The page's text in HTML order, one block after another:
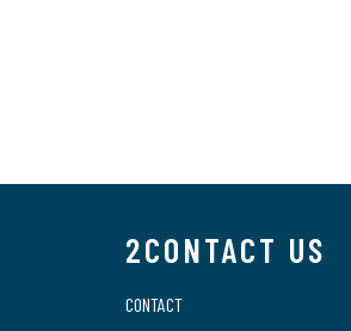
2CONTACT US
CONTACT